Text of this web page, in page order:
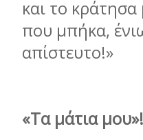
και το
που µπήκα,
απίστευτο!»
«Τα µάτια µου»!